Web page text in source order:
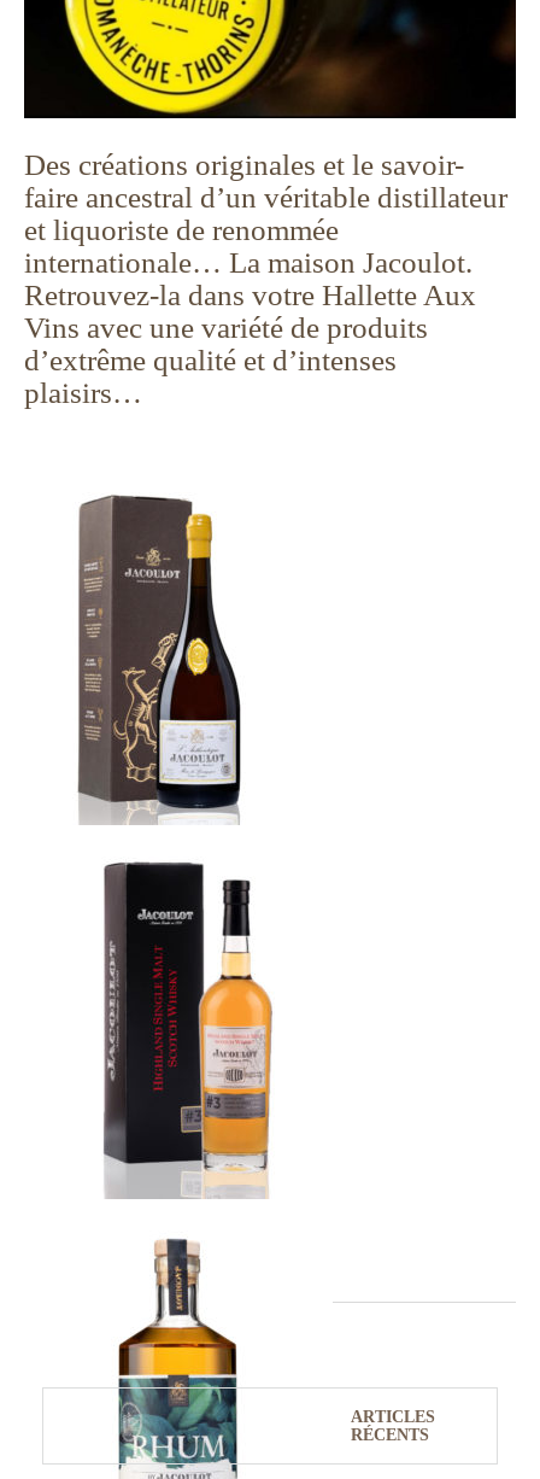
Des créations originales et le savoir-
faire ancestral d’un véritable distillateur
et liquoriste de renommée
internationale… La maison Jacoulot.
Retrouvez-la dans votre Hallette Aux
Vins avec une variété de produits
d’extrême qualité et d’intenses
plaisirs…
ARTICLES
RÉCENTS